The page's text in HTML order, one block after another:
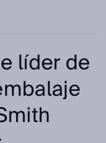
líder de